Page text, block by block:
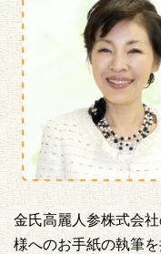
金氏高麗人参株式会
様へのお手紙の執筆を